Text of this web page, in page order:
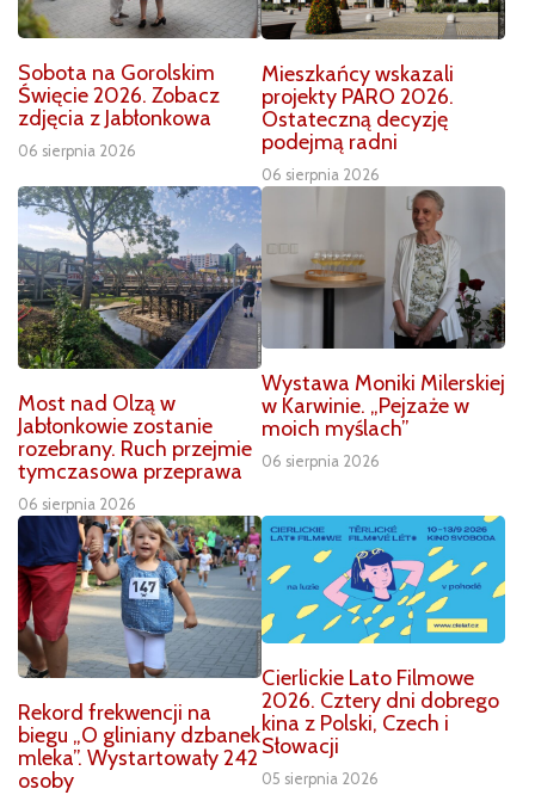
Sobota na Gorolskim
Święcie 2026. Zobacz
zdjęcia z Jabłonkowa
06 sierpnia 2026
Mieszkańcy wskazali
projekty PARO 2026.
Ostateczną decyzję
podejmą radni
06 sierpnia 2026
Most nad Olzą w
Jabłonkowie zostanie
rozebrany. Ruch przejmie
tymczasowa przeprawa
06 sierpnia 2026
Wystawa Moniki Milerskiej
w Karwinie. „Pejzaże w
moich myślach”
06 sierpnia 2026
Rekord frekwencji na
biegu „O gliniany dzbanek
mleka”. Wystartowały 242
osoby
Cierlickie Lato Filmowe
2026. Cztery dni dobrego
kina z Polski, Czech i
Słowacji
05 sierpnia 2026